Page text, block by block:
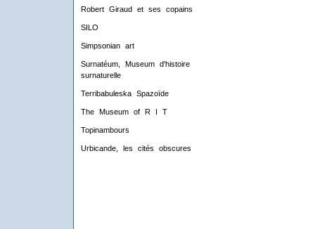
Robert Giraud et ses copains
SILO
Simpsonian art
Surnatéum, Museum d'histoire
surnaturelle
Terribabuleska Spazoïde
The Museum of R I T
Topinambours
Urbicande, les cités obscures